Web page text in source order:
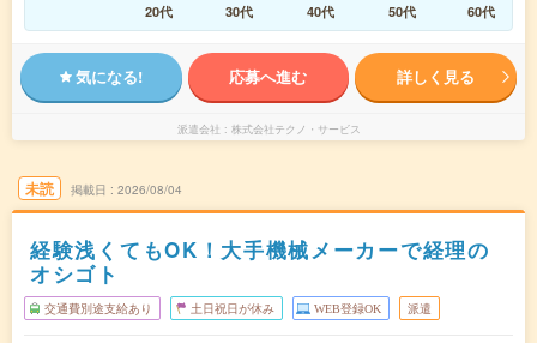
20代
30代 40代 50代 60代
気になる! 応募へ進む 詳しく見る
派遣会社 株式会社テクノ・サービス
未読 掲載日 2026/08/04
経験浅くてもOK！大手機械メーカーで経理の
オシゴト
交通費別途支給あり 土日祝日が休み WEB登録OK 派遣